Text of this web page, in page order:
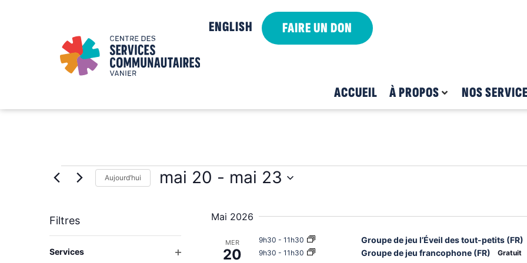
ENGLISH FAIRE UN DON
ACCUEIL À PROPOS NOS
Aujourd’hui mai 20 - mai 23
Filtres
modification
Services Ouvrir les filtres
Mai 2026
MER
20
9h30 - 11h30 Groupe de jeu l’Éveil des tout-petits (FR)
9h30 - 11h30 Groupe de jeu francophone (FR)
Gratuit